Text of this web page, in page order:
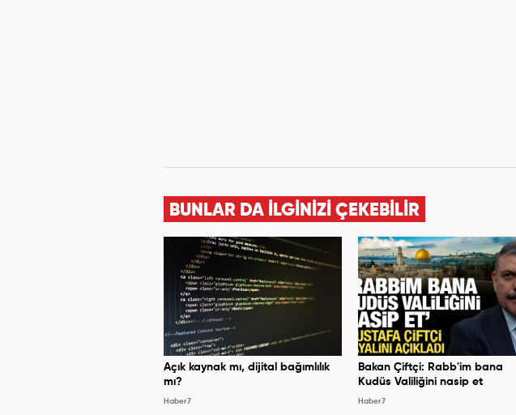
BUNLAR DA İLGİNİZİ ÇEKEBİLİR
Açık kaynak mı, dijital bağımlılık
mı?
Haber7
Bakan Çiftçi: Rabb'im bana
Kudüs Valiliğini nasip et
Haber7